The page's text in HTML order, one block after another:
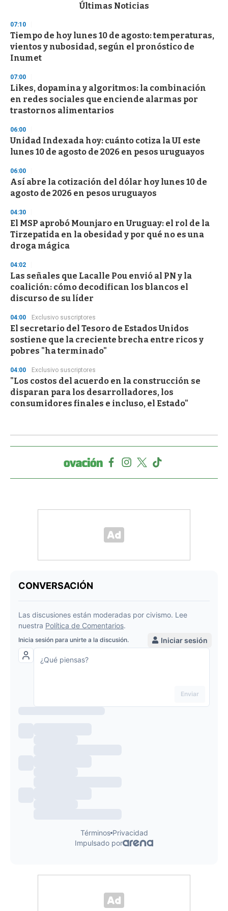
d
s
o
f
3
s
e
c
o
n
Últimas Noticias
07:10
Tiempo de hoy lunes 10 de agosto: temperaturas,
vientos y nubosidad, según el pronóstico de
Inumet
07:00
Likes, dopamina y algoritmos: la combinación
en redes sociales que enciende alarmas por
trastornos alimentarios
06:00
Unidad Indexada hoy: cuánto cotiza la UI este
lunes 10 de agosto de 2026 en pesos uruguayos
06:00
Así abre la cotización del dólar hoy lunes 10 de
agosto de 2026 en pesos uruguayos
04:30
El MSP aprobó Mounjaro en Uruguay: el rol de la
Tirzepatida en la obesidad y por qué no es una
droga mágica
04:02
Las señales que Lacalle Pou envió al PN y la
coalición: cómo decodifican los blancos el
discurso de su líder
04:00 Exclusivo suscriptores
El secretario del Tesoro de Estados Unidos
sostiene que la creciente brecha entre ricos y
pobres "ha terminado"
04:00 Exclusivo suscriptores
"Los costos del acuerdo en la construcción se
disparan para los desarrolladores, los
consumidores finales e incluso, el Estado"